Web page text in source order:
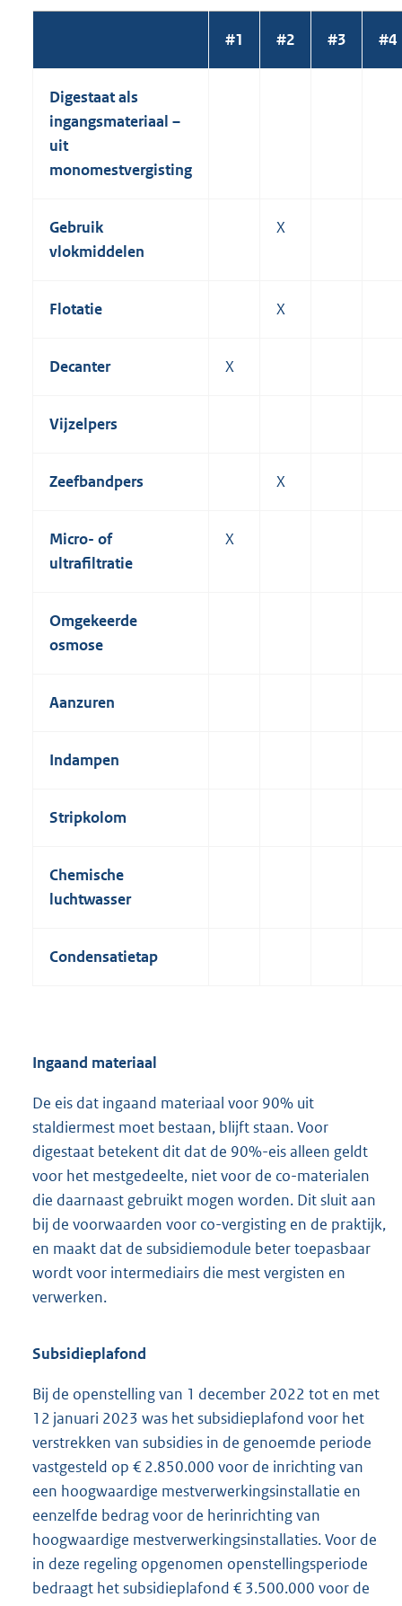
#1 #2 #3 #4
Digestaat als
ingangsmateriaal –
uit
monomestvergisting
Gebruik
vlokmiddelen
X
Flotatie X
Decanter X
Vijzelpers
Zeefbandpers X
Micro- of
ultrafiltratie
X
Omgekeerde
osmose
Aanzuren
Indampen
Stripkolom
Chemische
luchtwasser
Condensatietap
Ingaand materiaal
De eis dat ingaand materiaal voor 90% uit
staldiermest moet bestaan, blijft staan. Voor
digestaat betekent dit dat de 90%-eis alleen geldt
voor het mestgedeelte, niet voor de co-materialen
die daarnaast gebruikt mogen worden. Dit sluit aan
bij de voorwaarden voor co-vergisting en de praktijk,
en maakt dat de subsidiemodule beter toepasbaar
wordt voor intermediairs die mest vergisten en
verwerken.
Subsidieplafond
Bij de openstelling van 1 december 2022 tot en met
12 januari 2023 was het subsidieplafond voor het
verstrekken van subsidies in de genoemde periode
vastgesteld op € 2.850.000 voor de inrichting van
een hoogwaardige mestverwerkingsinstallatie en
eenzelfde bedrag voor de herinrichting van
hoogwaardige mestverwerkingsinstallaties. Voor de
in deze regeling opgenomen openstellingsperiode
bedraagt het subsidieplafond € 3.500.000 voor de